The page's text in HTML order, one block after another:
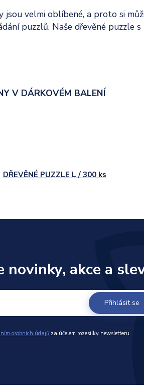
jsou velmi oblíbené, a proto si
puzzlů. Naše dřevěné puzzle
V DÁRKOVÉM BALENÍ
DŘEVĚNÉ PUZZLE L / 300 ks
novinky, akce a
Přihlásit se
osobních údajů za účelem rozesílky newsletteru.